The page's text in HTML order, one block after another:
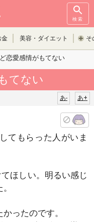
検索
金 美容・ダイエット そ
恋愛感情がもてない
てない
あ+
あ-
てもらった人がいま
ほしい。明るい感じ
ったのです。